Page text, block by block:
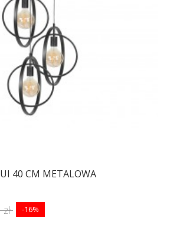
40 CM METALOWA
zł -16%